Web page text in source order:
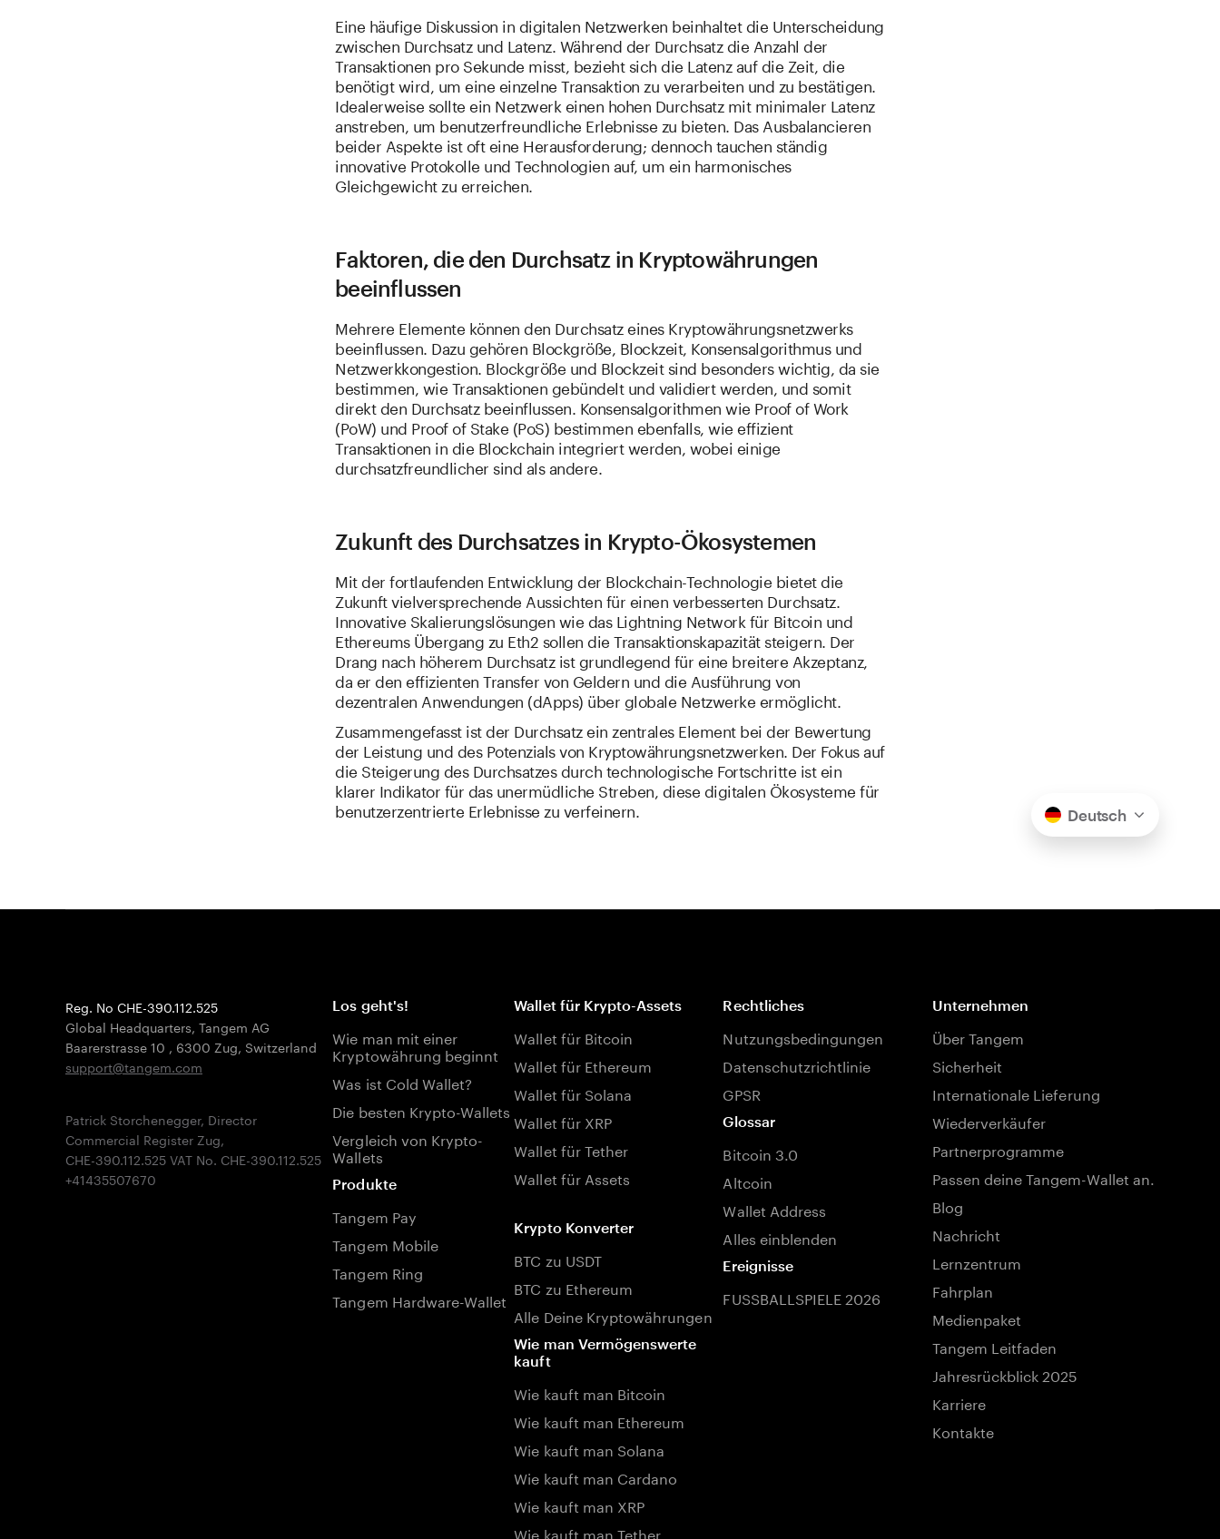
Eine häufige Diskussion in digitalen Netzwerken beinhaltet die Unterscheidung
zwischen Durchsatz und Latenz. Während der Durchsatz die Anzahl der
Transaktionen pro Sekunde misst, bezieht sich die Latenz auf die Zeit, die
benötigt wird, um eine einzelne Transaktion zu verarbeiten und zu bestätigen.
Idealerweise sollte ein Netzwerk einen hohen Durchsatz mit minimaler Latenz
anstreben, um benutzerfreundliche Erlebnisse zu bieten. Das Ausbalancieren
beider Aspekte ist oft eine Herausforderung; dennoch tauchen ständig
innovative Protokolle und Technologien auf, um ein harmonisches
Gleichgewicht zu erreichen.
Faktoren, die den Durchsatz in Kryptowährungen
beeinflussen
Mehrere Elemente können den Durchsatz eines Kryptowährungsnetzwerks
beeinflussen. Dazu gehören Blockgröße, Blockzeit, Konsensalgorithmus und
Netzwerkkongestion. Blockgröße und Blockzeit sind besonders wichtig, da sie
bestimmen, wie Transaktionen gebündelt und validiert werden, und somit
direkt den Durchsatz beeinflussen. Konsensalgorithmen wie Proof of Work
(PoW) und Proof of Stake (PoS) bestimmen ebenfalls, wie effizient
Transaktionen in die Blockchain integriert werden, wobei einige
durchsatzfreundlicher sind als andere.
Zukunft des Durchsatzes in Krypto-Ökosystemen
Mit der fortlaufenden Entwicklung der Blockchain-Technologie bietet die
Zukunft vielversprechende Aussichten für einen verbesserten Durchsatz.
Innovative Skalierungslösungen wie das Lightning Network für Bitcoin und
Ethereums Übergang zu Eth2 sollen die Transaktionskapazität steigern. Der
Drang nach höherem Durchsatz ist grundlegend für eine breitere Akzeptanz,
da er den effizienten Transfer von Geldern und die Ausführung von
dezentralen Anwendungen (dApps) über globale Netzwerke ermöglicht.
Zusammengefasst ist der Durchsatz ein zentrales Element bei der Bewertung
der Leistung und des Potenzials von Kryptowährungsnetzwerken. Der Fokus auf
die Steigerung des Durchsatzes durch technologische Fortschritte ist ein
klarer Indikator für das unermüdliche Streben, diese digitalen Ökosysteme für
benutzerzentrierte Erlebnisse zu verfeinern.
Deutsch
Reg. No CHE-390.112.525
Global Headquarters, Tangem AG
Baarerstrasse 10 , 6300 Zug, Switzerland
support@tangem.com
Patrick Storchenegger, Director
Commercial Register Zug,
CHE-390.112.525 VAT No. CHE-390.112.525
Los geht's!
Wie man mit einer
Kryptowährung beginnt
Was ist Cold Wallet?
Die besten Krypto-Wallets
Vergleich von Krypto-
Wallets
Produkte
Tangem Pay
Tangem Mobile
Tangem Ring
Tangem Hardware-Wallet
Wallet für Krypto-Assets
Wallet für Bitcoin
Wallet für Ethereum
Wallet für Solana
Wallet für XRP
Wallet für Tether
Wallet für Assets
Krypto Konverter
BTC zu USDT
BTC zu Ethereum
Alle Deine Kryptowährungen
Wie man Vermögenswerte
kauft
Wie kauft man Bitcoin
Wie kauft man Ethereum
Wie kauft man Solana
Wie kauft man Cardano
Wie kauft man XRP
Wie kauft man Tether
Rechtliches
Nutzungsbedingungen
Datenschutzrichtlinie
GPSR
Glossar
Bitcoin 3.0
Altcoin
Wallet Address
Alles einblenden
Ereignisse
FUSSBALLSPIELE 2026
Unternehmen
Über Tangem
Sicherheit
Internationale Lieferung
Wiederverkäufer
Partnerprogramme
Passen deine Tangem-Wallet an.
Blog
Nachricht
Lernzentrum
Fahrplan
Medienpaket
Tangem Leitfaden
Jahresrückblick 2025
Karriere
Kontakte